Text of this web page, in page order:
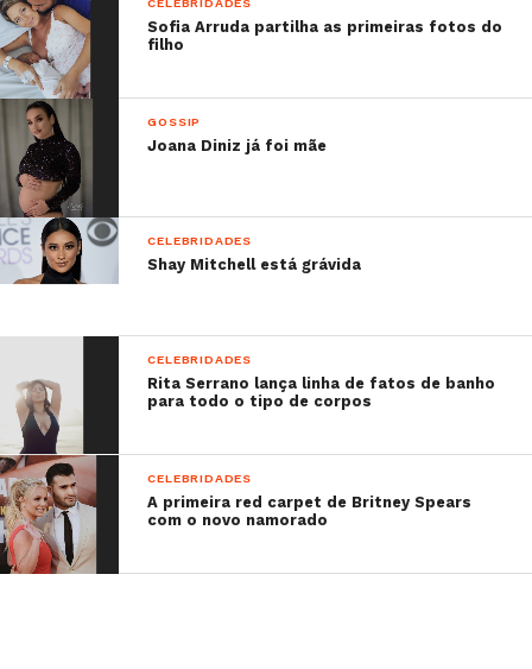
Sofia Arruda partilha as primeiras fotos do
filho
GOSSIP
Joana Diniz já foi mãe
CELEBRIDADES
Shay Mitchell está grávida
CELEBRIDADES
Rita Serrano lança linha de fatos de banho
para todo o tipo de corpos
CELEBRIDADES
A primeira red carpet de Britney Spears
com o novo namorado